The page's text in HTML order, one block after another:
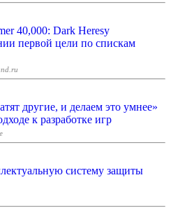
40,000: Dark Heresy
первой цели по спискам
другие, и делаем это умнее»
к разработке игр
систему защиты